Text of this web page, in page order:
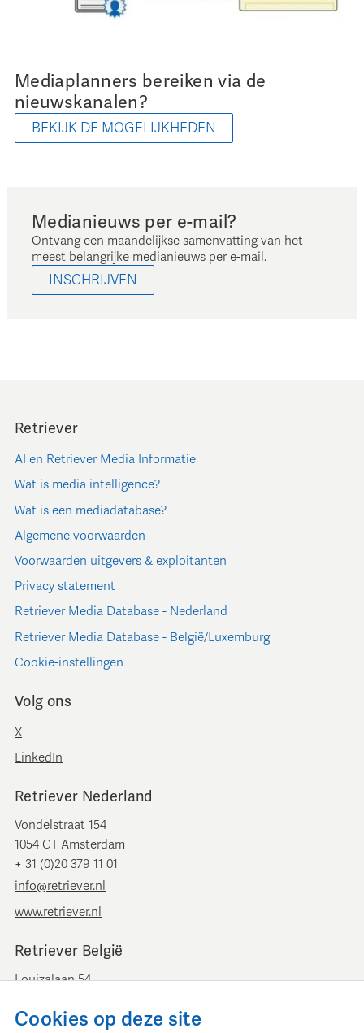
Mediaplanners bereiken via de
nieuwskanalen?
BEKIJK DE MOGELIJKHEDEN
Medianieuws per e-mail?
Ontvang een maandelijkse samenvatting van het
meest belangrijke medianieuws per e-mail.
INSCHRIJVEN
Retriever
AI en Retriever Media Informatie
Wat is media intelligence?
Wat is een mediadatabase?
Algemene voorwaarden
Voorwaarden uitgevers & exploitanten
Privacy statement
Retriever Media Database - Nederland
Retriever Media Database - België/Luxemburg
Cookie-instellingen
Volg ons
X
LinkedIn
Retriever Nederland
Vondelstraat 154
1054 GT Amsterdam
+ 31 (0)20 379 11 01
info@retriever.nl
www.retriever.nl
Retriever België
Louizalaan 54
+ 32 (0)2 893 00 52
Cookies op deze site